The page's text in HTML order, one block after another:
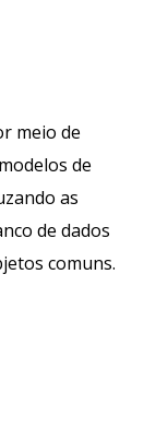
meio de
de
as
de dados
comuns.